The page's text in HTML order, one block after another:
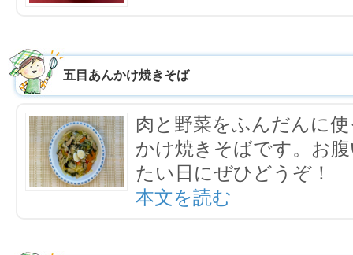
五目あんかけ焼きそば
肉と野菜をふんだんに
かけ焼きそばです。お
たい日にぜひどうぞ！
本文を読む